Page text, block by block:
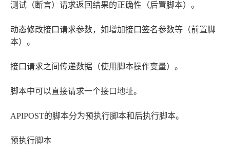
测试（断言）请求返回结果的正确性（后置脚本）。
动态修改接口请求参数，如增加接口签名参数等（前置脚
本）。
接口请求之间传递数据（使用脚本操作变量）。
脚本中可以直接请求一个接口地址。
APIPOST的脚本分为预执行脚本和后执行脚本。
预执行脚本